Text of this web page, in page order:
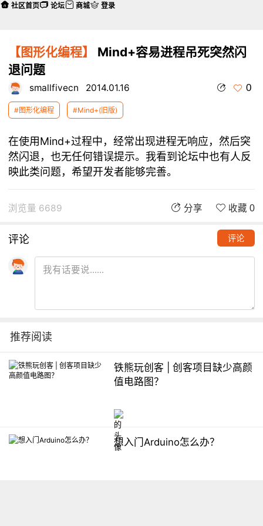
【图形化编程】
Mind+容易进程吊死突然闪
退问题
smallfivecn 2014.01.16 0
#图形化编程 #Mind+(旧版)
在使用Mind+过程中，经常出现进程无响应，然后突
然闪退，也无任何错误提示。我看到论坛中也有人反
映此类问题，希望开发者能够完善。
浏览量 6689 分享 收藏 0
评论 评论
推荐阅读
铁熊玩创客 | 创客项目缺少高颜
值电路图？
想入门Arduino怎么办？
社区首页 论坛 商城 登录